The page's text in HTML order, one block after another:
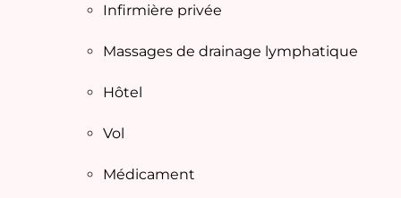
Infirmière privée
Massages de drainage lymphatique
Hôtel
Vol
Médicament